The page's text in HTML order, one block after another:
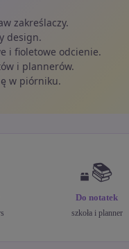
zakreślaczy.
design.
i fioletowe odcienie.
i plannerów.
w piórniku.
📚
Do notatek
szkoła i planner